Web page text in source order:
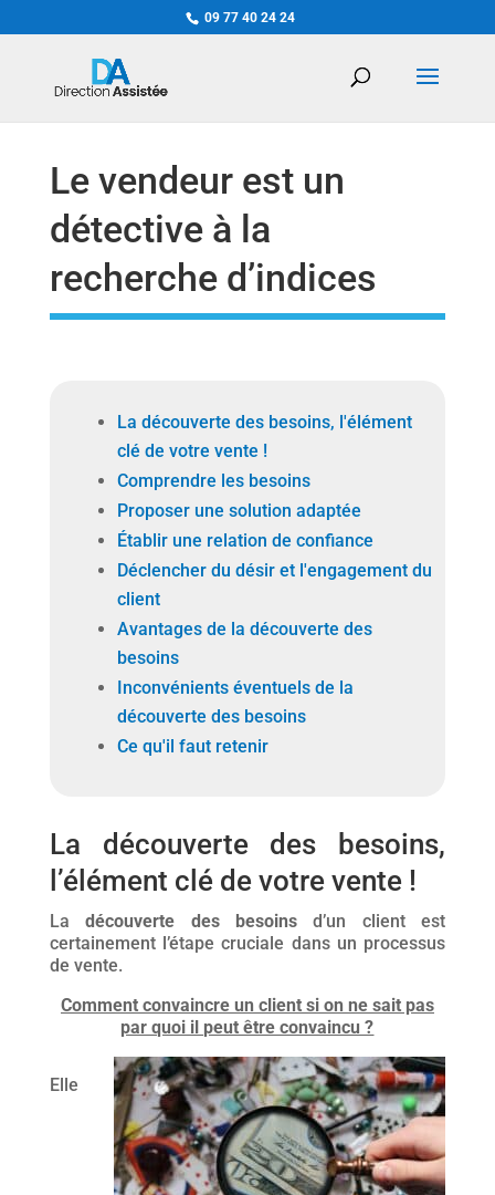
09 77 40 24 24
Le vendeur est un
détective à la
recherche d’indices
La découverte des besoins, l'élément
clé de votre vente !
Comprendre les besoins
Proposer une solution adaptée
Établir une relation de confiance
Déclencher du désir et l'engagement du
client
Avantages de la découverte des
besoins
Inconvénients éventuels de la
découverte des besoins
Ce qu'il faut retenir
La découverte des besoins,
l’élément clé de votre vente !
Ladécouverte des besoins d’un client est
certainement l’étape cruciale dans un processus
de vente.
Comment convaincre un client si on ne sait pas
par quoi il peut être convaincu ?
Elle